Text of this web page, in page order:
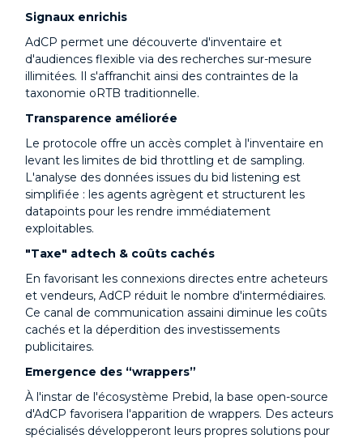
Signaux enrichis
AdCP permet une découverte d'inventaire et
d'audiences flexible via des recherches sur-mesure
illimitées. Il s'affranchit ainsi des contraintes de la
taxonomie oRTB traditionnelle.
Transparence améliorée
Le protocole offre un accès complet à l'inventaire en
levant les limites de bid throttling et de sampling.
L'analyse des données issues du bid listening est
simplifiée : les agents agrègent et structurent les
datapoints pour les rendre immédiatement
exploitables.
"Taxe" adtech & coûts cachés
En favorisant les connexions directes entre acheteurs
et vendeurs, AdCP réduit le nombre d'intermédiaires.
Ce canal de communication assaini diminue les coûts
cachés et la déperdition des investissements
publicitaires.
Emergence des “wrappers”
À l'instar de l'écosystème Prebid, la base open-source
d'AdCP favorisera l'apparition de wrappers. Des acteurs
spécialisés développeront leurs propres solutions pour